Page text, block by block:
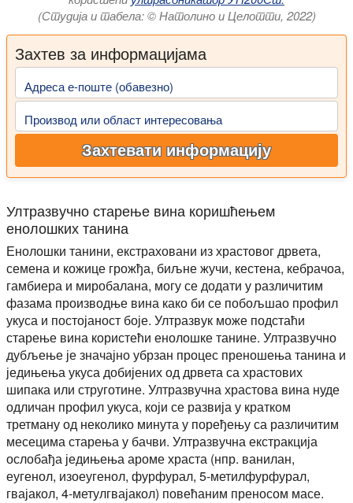
(Студија и табела: © Натолино и Целотти, 2022)
Захтев за информацијама
Адреса е-поште (обавезно)
Производ или област интересовања
Захтевати информацију
Ултразвучно старење вина коришћењем
енолошких танина
Енолошки танини, екстраховани из храстовог дрвета,
семена и кожице грожђа, биљне жучи, кестена, кебрачоа,
гамбиера и миробалана, могу се додати у различитим
фазама производње вина како би се побољшао профил
укуса и постојаност боје. Ултразвук може подстаћи
старење вина користећи енолошке танине. Ултразвучно
дубљење је значајно убрзан процес преношења танина и
једињења укуса добијених од дрвета са храстових
шипака или струготине. Ултразвучна храстова вина нуде
одличан профил укуса, који се развија у кратком
третману од неколико минута у поређењу са различитим
месецима старења у бачви. Ултразвучна екстракција
ослобађа једињења ароме храста (нпр. ванилан,
еугенол, изоеугенол, фурфурал, 5-метилфурфурал,
гвајакол, 4-метулгвајакол) повећаним преносом масе.